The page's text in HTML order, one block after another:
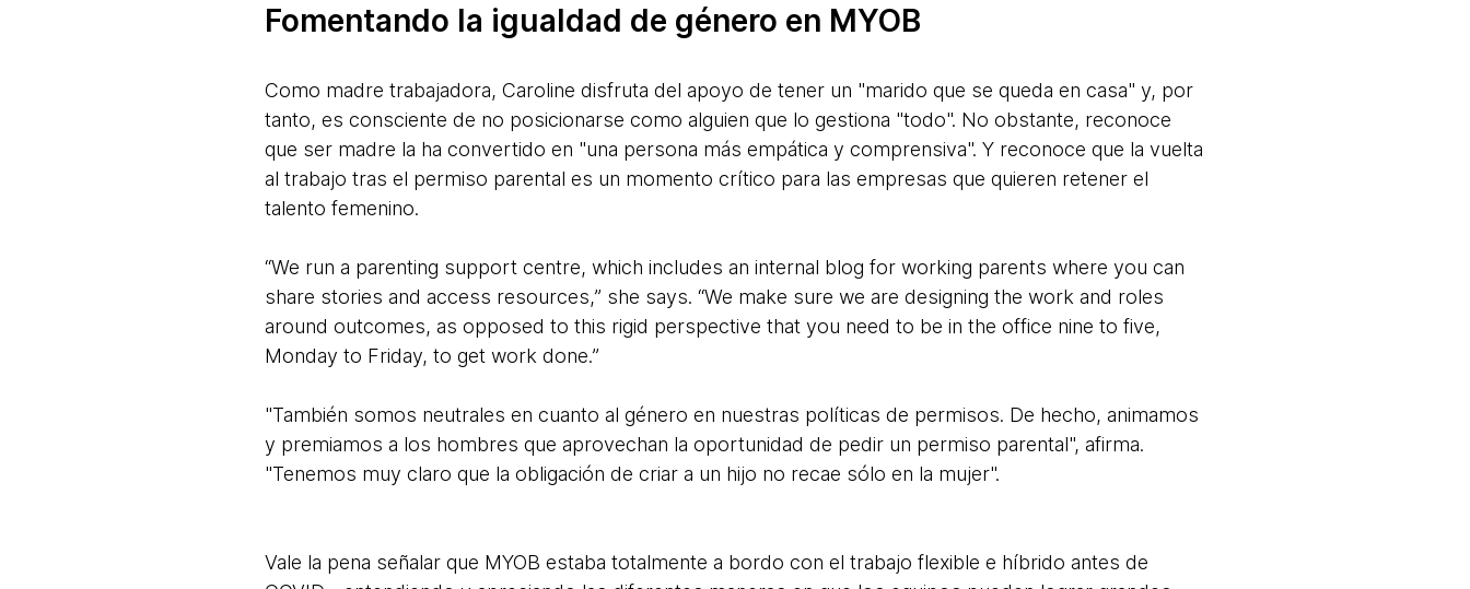
Fomentando la igualdad de género en MYOB
Como madre trabajadora, Caroline disfruta del apoyo de tener un "marido que se queda en casa" y, por
tanto, es consciente de no posicionarse como alguien que lo gestiona "todo". No obstante, reconoce
que ser madre la ha convertido en "una persona más empática y comprensiva". Y reconoce que la vuelta
al trabajo tras el permiso parental es un momento crítico para las empresas que quieren retener el
talento femenino.
“We run a parenting support centre, which includes an internal blog for working parents where you can
share stories and access resources,” she says. “We make sure we are designing the work and roles
around outcomes, as opposed to this rigid perspective that you need to be in the office nine to five,
Monday to Friday, to get work done.”
"También somos neutrales en cuanto al género en nuestras políticas de permisos. De hecho, animamos
y premiamos a los hombres que aprovechan la oportunidad de pedir un permiso parental", afirma.
"Tenemos muy claro que la obligación de criar a un hijo no recae sólo en la mujer".
Vale la pena señalar que MYOB estaba totalmente a bordo con el trabajo flexible e híbrido antes de